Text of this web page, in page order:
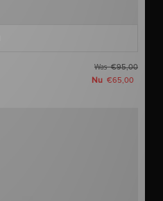
Was€95,00
Nu €65,00